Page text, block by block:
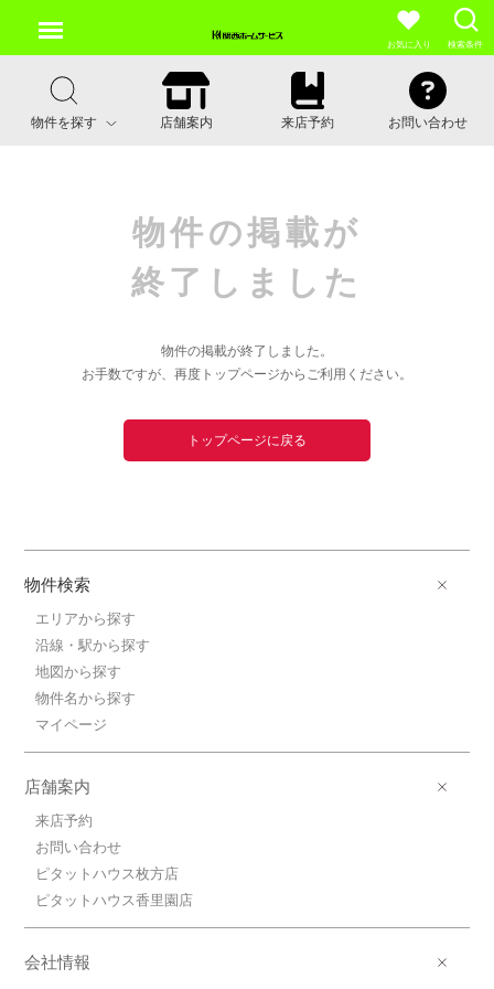
お気に入り 検索条件
物件を探す 店舗案内 来店予約 お問い合わせ
物件の掲載が
終了しました
物件の掲載が終了しました。
お手数ですが、再度トップページからご利用ください。
トップページに戻る
物件検索
エリアから探す
沿線・駅から探す
地図から探す
物件名から探す
マイページ
店舗案内
来店予約
お問い合わせ
ピタットハウス枚方店
ピタットハウス香里園店
会社情報